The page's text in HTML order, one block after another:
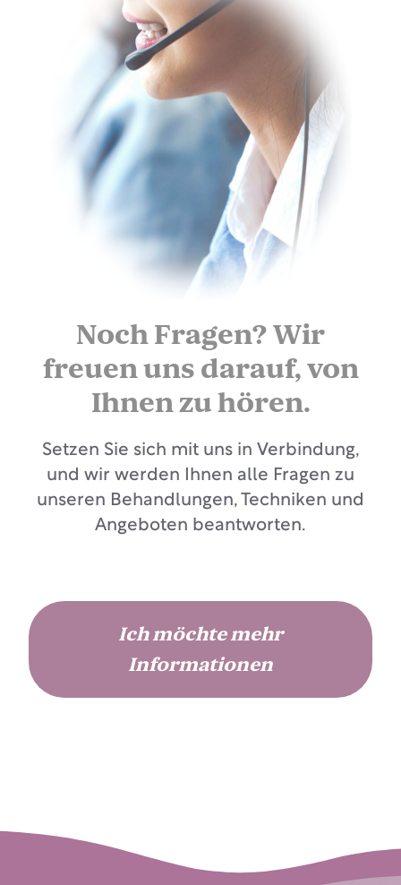
Noch Fragen? Wir
freuen uns darauf, von
Ihnen zu hören.
Setzen Sie sich mit uns in Verbindung,
und wir werden Ihnen alle Fragen zu
unseren Behandlungen, Techniken und
Angeboten beantworten.
Ich möchte mehr
Informationen